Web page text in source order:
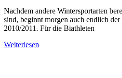
Nachdem andere Wintersportarten
sind, beginnt morgen auch endlich
2010/2011. Für die Biathleten
Weiterlesen